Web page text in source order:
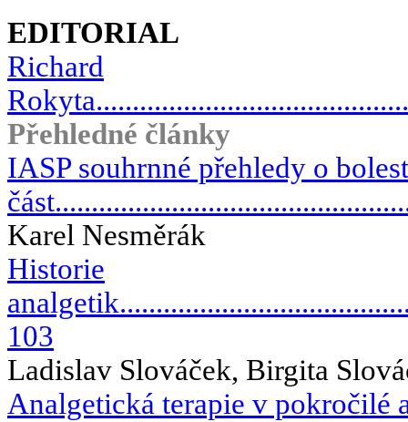
EDITORIAL
Richard
Přehledné články
IASP souhrnné přehledy o
Karel Nesměrák
Historie
103
Ladislav Slováček, Birgita
Analgetická terapie v pokročilé